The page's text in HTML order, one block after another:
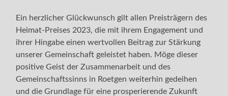
Ein herzlicher Glückwunsch gilt allen Preisträgern des
Heimat-Preises 2023, die mit ihrem Engagement und
ihrer Hingabe einen wertvollen Beitrag zur Stärkung
unserer Gemeinschaft geleistet haben. Möge dieser
positive Geist der Zusammenarbeit und des
Gemeinschaftssinns in Roetgen weiterhin gedeihen
und die Grundlage für eine prosperierende Zukunft